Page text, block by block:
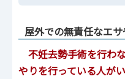
屋外での無責任なエサ
不妊去勢手術を行わ
やりを行っている人がい